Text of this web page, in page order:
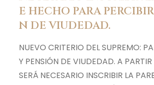
E HECHO PARA
N DE VIUDEDAD.
NUEVO CRITERIO DEL SUPREMO:
Y PENSIÓN DE VIUDEDAD. A
SERÁ NECESARIO INSCRIBIR LA